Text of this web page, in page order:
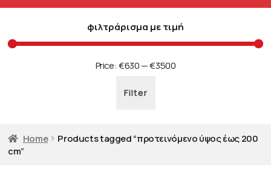
φιλτράρισμα με τιμή
Filter
Price: €630 —€3500
Home
Products tagged “προτεινόμενο ύψος έως 200
cm”